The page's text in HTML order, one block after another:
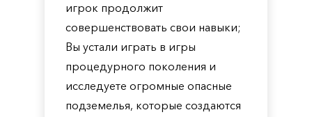
игрок продолжит
совершенствовать свои навыки;
Вы устали играть в игры
процедурного поколения и
исследуете огромные опасные
подземелья, которые создаются